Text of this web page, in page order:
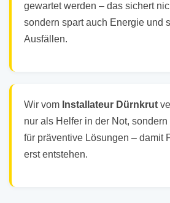
gewartet werden – das sichert
sondern spart auch Energie und
Ausfällen.
Wir vom Installateur Dürnkrut
nur als Helfer in der Not,
für präventive Lösungen – damit
erst entstehen.